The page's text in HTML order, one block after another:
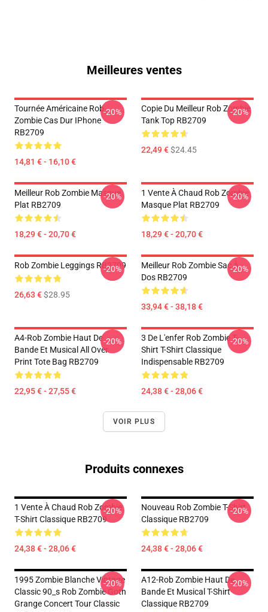
Meilleures ventes
Tournée Américaine Rob
Zombie Cas Dur IPhone
RB2709
14,81 € - 16,10 €
-20%
Copie Du Meilleur Rob Zombie
Tank Top RB2709
22,49 €$24.45
-20%
Meilleur Rob Zombie Masque
Plat RB2709
18,29 € - 20,70 €
-20%
1 Vente À Chaud Rob Zombie
Masque Plat RB2709
18,29 € - 20,70 €
-20%
Rob Zombie Leggings RB2709
26,63 €$28.95
-20%
Meilleur Rob Zombie Sac À
Dos RB2709
33,94 € - 38,18 €
-20%
A4-Rob Zombie Haut De
Bande Et Musical All Over
Print Tote Bag RB2709
22,95 € - 27,55 €
-20%
3 De L'enfer Rob Zombie T-
Shirt T-Shirt Classique
Indispensable RB2709
24,38 € - 28,06 €
-20%
VOIR PLUS
Produits connexes
1 Vente À Chaud Rob Zombie
T-Shirt Classique RB2709
24,38 € - 28,06 €
-20%
Nouveau Rob Zombie T-Shirt
Classique RB2709
24,38 € - 28,06 €
-20%
1995 Zombie Blanche Vintage
Classic 90_s Rob Zombie Goth
Grange Concert Tour Classic
-20%
A12-Rob Zombie Haut De
Bande Et Musical T-Shirt
Classique RB2709
-20%